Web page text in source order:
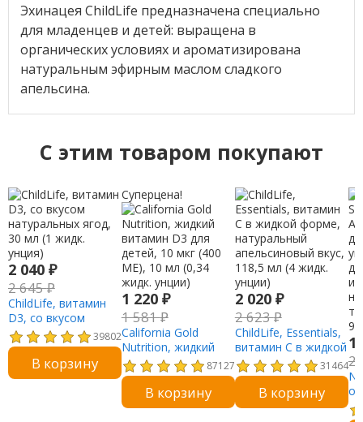
Эхинацея ChildLife предназначена специально
для младенцев и детей: выращена в
органических условиях и ароматизирована
натуральным эфирным маслом сладкого
апельсина.
C этим товаром покупают
2 040 ₽
2 645₽
ChildLife, витамин
D3, со вкусом
натуральных ягод,
30 мл (1 жидк.
унция)
39802
В корзину
Суперцена!
1 220 ₽
1 581₽
California Gold
Nutrition, жидкий
витамин D3 для
детей, 10 мкг (400
МЕ), 10 мл (0,34
жидк. унции)
87127
В корзину
2 020 ₽
2 623₽
ChildLife, Essentials,
витамин C в жидкой
форме,
натуральный
апельсиновый вкус,
118,5 мл (4 жидк.
31464
В корзину
1
2
of